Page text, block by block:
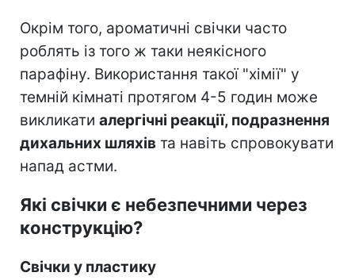
Окрім того, ароматичні свічки часто
роблять із того ж таки неякісного
парафіну. Використання такої "хімії" у
темній кімнаті протягом 4-5 годин може
викликати алергічні реакції, подразнення
дихальних шляхів та навіть спровокувати
напад астми.
Які свічки є небезпечними через
конструкцію?
Свічки у пластику